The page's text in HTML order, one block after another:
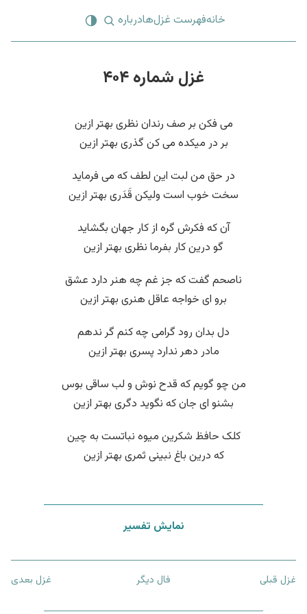
خانهفهرست غزل‌هادرباره
غزل شماره ۴۰۴
می فکن بر صف رندان نظری بهتر ازین
بر در میکده می کن گذری بهتر ازین
در حق من لبت این لطف که می فرماید
سخت خوب است ولیکن قَدَری بهتر ازین
آن که فکرش گره از کار جهان بگشاید
گو درین کار بفرما نظری بهتر ازین
ناصحم گفت که جز غم چه هنر دارد عشق
برو ای خواجه عاقل هنری بهتر ازین
دل بدان رود گرامی چه کنم گر ندهم
مادر دهر ندارد پسری بهتر ازین
من چو گویم که قدح نوش و لب ساقی بوس
بشنو ای جان که نگوید دگری بهتر ازین
کلک حافظ شکرین میوه نباتست به چین
که درین باغ نبینی ثمری بهتر ازین
نمایش تفسیر
غزل قبلی فال دیگر غزل بعدی